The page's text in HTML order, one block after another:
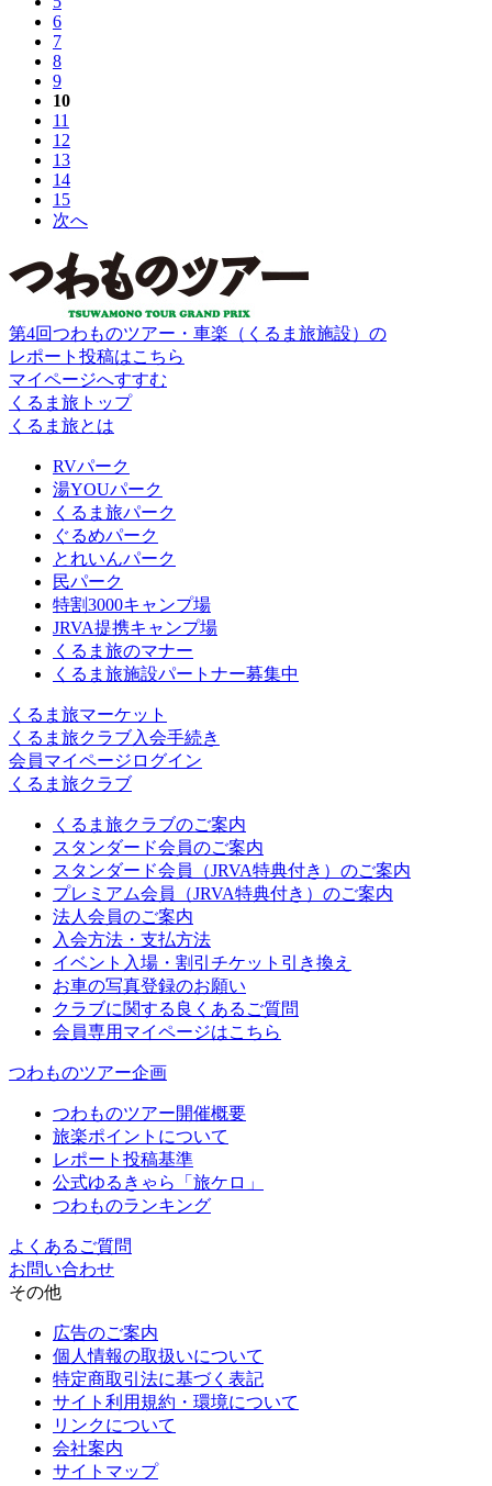
6
7
8
9
10
11
12
13
14
15
次へ
第4回つわものツアー・車楽（くるま旅施設）の
レポート投稿はこちら
マイページへすすむ
くるま旅トップ
くるま旅とは
RVパーク
湯YOUパーク
くるま旅パーク
ぐるめパーク
とれいんパーク
民パーク
特割3000キャンプ場
JRVA提携キャンプ場
くるま旅のマナー
くるま旅施設パートナー募集中
くるま旅マーケット
くるま旅クラブ入会手続き
会員マイページログイン
くるま旅クラブ
くるま旅クラブのご案内
スタンダード会員のご案内
スタンダード会員（JRVA特典付き）のご案内
プレミアム会員（JRVA特典付き）のご案内
法人会員のご案内
入会方法・支払方法
イベント入場・割引チケット引き換え
お車の写真登録のお願い
クラブに関する良くあるご質問
会員専用マイページはこちら
つわものツアー企画
つわものツアー開催概要
旅楽ポイントについて
レポート投稿基準
公式ゆるきゃら「旅ケロ」
つわものランキング
よくあるご質問
お問い合わせ
その他
広告のご案内
個人情報の取扱いについて
特定商取引法に基づく表記
サイト利用規約・環境について
リンクについて
会社案内
サイトマップ